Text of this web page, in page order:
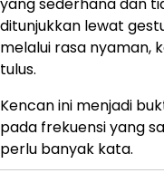
yang sederhana dan
ditunjukkan lewat
melalui rasa nyaman,
tulus.
Kencan ini menjadi
pada frekuensi yang
perlu banyak kata.